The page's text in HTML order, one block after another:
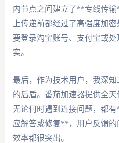
内节点之间建立了**专线传
上传递前都经过了高强度加
要登录淘宝账号、支付宝或
实。
最后，作为技术用户，我深
的后盾。番茄加速器提供全
无论何时遇到连接问题，都
应解答或修复**，用户反馈
效率都很突出。